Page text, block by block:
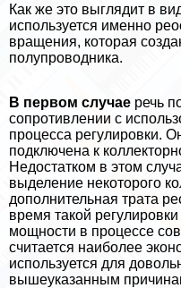
Как же это выглядит в
используется именно
вращения, которая
полупроводника.
В первом случае речь
сопротивлении с
процесса регулировки.
подключена к
Недостатком в этом
выделение некоторого
дополнительная трата
время такой
мощности в процессе
считается наиболее
используется для
вышеуказанным